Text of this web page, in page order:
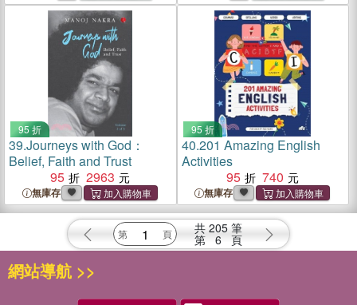
95 折
39.Journeys with God：
Belief, Faith and Trust
95
2963
無庫存
95 折
40.201 Amazing English
Activities
95
740
無庫存
共 205 筆
第 6 頁
網站導航 >>